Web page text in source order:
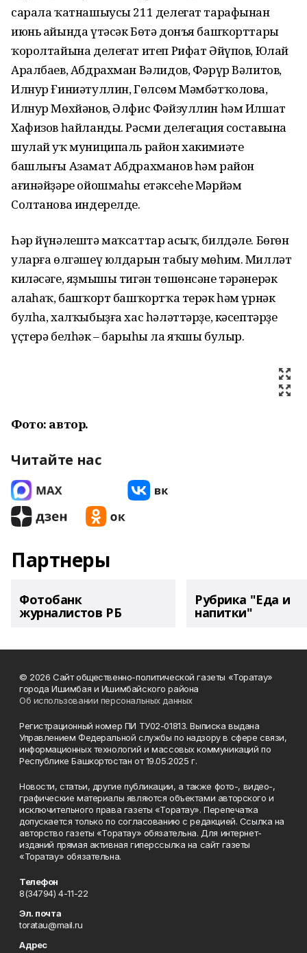
сарала ҡатнашыусы 211 делегат тарафынан
июнь айында үтәсәк Бөтә донъя башҡорттары
ҡоролтайына делегат итеп Рифат Әйүпов, Юлай
Аралбаев, Абдрахман Вәлидов, Фәрүр Вәлитов,
Илнур Ғиниәтуллин, Гөлсөм Мәмбәтҡолова,
Илнур Мөхйәнов, Әлфис Фәйзуллин һәм Илшат
Хафизов һайланды. Рәсми делегация составына
шулай уҡ муниципаль район хакимиәте
башлығы Азамат Абдрахманов һәм район
ағинәйҙәре ойошмаһы етәксеһе Мәрйәм
Солтанова индерелде.
Һәр йүнәлештә маҡсаттар асыҡ, билдәле. Бөгөн
уларға өлгәшеү юлдарын табыу мөһим. Милләт
киләсәге, яҙмышы тигән төшөнсәне тәрәнерәк
аңлаһаҡ, башҡорт башҡортҡа терәк һәм үрнәк
булһа, халҡыбыҙға хас һәләттәрҙе, кәсептәрҙе
үҫтерә белһәк – барыһы ла яҡшы булыр.
Фото: автор.
Читайте нас
Партнеры
Фотобанк
журналистов РБ
Рубрика "Еда и
напитки"
© 2026 Сайт общественно-политической газеты «Торатау»
города Ишимбая и Ишимбайского района
Об использовании персональных данных
Регистрационный номер ПИ ТУ02-01813. Выписка выдана
Управлением Федеральной службы по надзору в сфере связи,
информационных технологий и массовых коммуникаций по
Республике Башкортостан от 19.05.2025 г.
Новости, статьи, другие публикации, а также фото-, видео-,
графические материалы являются объектами авторского и
исключительного права газеты «Торатау». Перепечатка
допускается только по согласованию с редакцией. Ссылка на
авторство газеты «Торатау» обязательна. Для интернет-
изданий прямая активная гиперссылка на сайт газеты
«Торатау» обязательна.
Телефон
8(34794) 4-11-22
Эл. почта
toratau@mail.ru
Адрес